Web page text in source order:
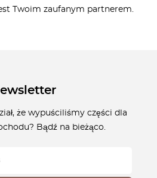
Twoim zaufanym partnerem.
że wypuściliśmy części dla
Bądź na bieżąco.